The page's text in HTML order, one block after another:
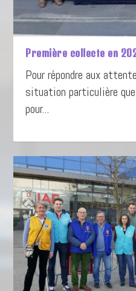
Première collecte en
Pour répondre aux
situation particulière
pour...